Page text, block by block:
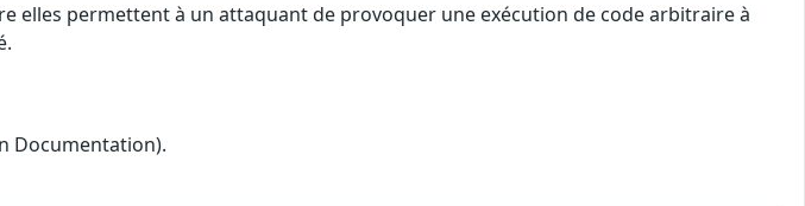
elles permettent à un attaquant de provoquer une exécution de code arbitraire à
Documentation).